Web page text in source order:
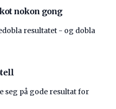
nokon gong
resultatet - og dobla
seg på gode resultat for